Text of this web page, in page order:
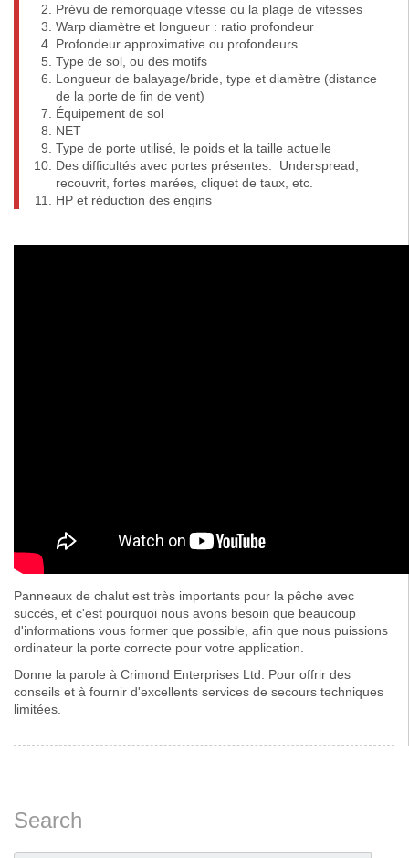
Prévu de remorquage vitesse ou la plage de vitesses
Warp diamètre et longueur : ratio profondeur
Profondeur approximative ou profondeurs
Type de sol, ou des motifs
Longueur de balayage/bride, type et diamètre (distance
de la porte de fin de vent)
Équipement de sol
NET
Type de porte utilisé, le poids et la taille actuelle
Des difficultés avec portes présentes. Underspread,
recouvrit, fortes marées, cliquet de taux, etc.
HP et réduction des engins
Panneaux de chalut est très importants pour la pêche avec
succès, et c'est pourquoi nous avons besoin que beaucoup
d'informations vous former que possible, afin que nous puissions
ordinateur la porte correcte pour votre application.
Donne la parole à Crimond Enterprises Ltd. Pour offrir des
conseils et à fournir d'excellents services de secours techniques
limitées.
Search